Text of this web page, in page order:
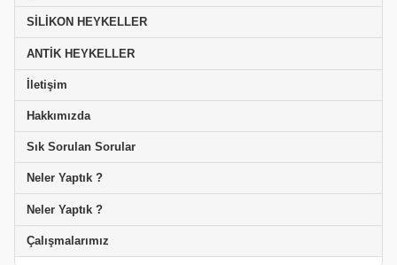
SİLİKON HEYKELLER
ANTİK HEYKELLER
İletişim
Hakkımızda
Sık Sorulan Sorular
Neler Yaptık ?
Neler Yaptık ?
Çalışmalarımız